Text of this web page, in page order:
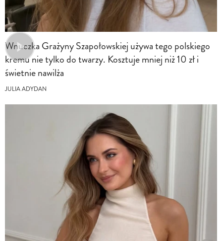
Wnuczka Grażyny Szapołowskiej używa tego polskiego
kremu nie tylko do twarzy. Kosztuje mniej niż 10 zł i
świetnie nawilża
JULIA ADYDAN